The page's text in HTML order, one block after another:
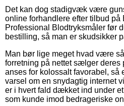
Det kan dog stadigvæk være
online forhandlere efter tilbud på
Professional Blodtryksmåler før
bestilling, så man er skudsikker
Man bør lige meget hvad være
forretning på nettet sælger deres
anses for kolossalt favorabel, så
varsel om en snydagtig internet
er i hvert fald dækket ind under
som kunde imod bedrageriske